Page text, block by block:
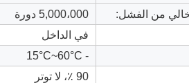
من الفشل:
5,000،000 دورة
في الداخل
- 15°C~60°C
90 ٪، لا توتر